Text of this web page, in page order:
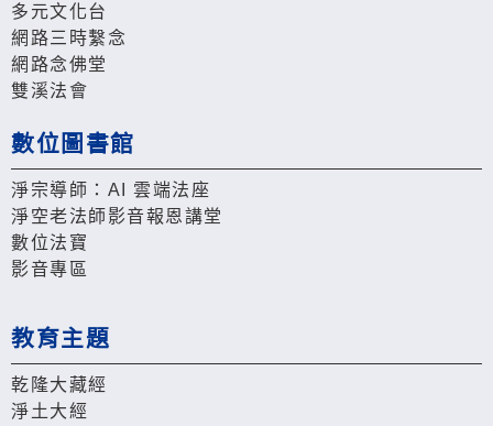
多元文化台
網路三時繫念
網路念佛堂
雙溪法會
數位圖書館
淨宗導師：AI 雲端法座
淨空老法師影音報恩講堂
數位法寶
影音專區
教育主題
乾隆大藏經
淨土大經